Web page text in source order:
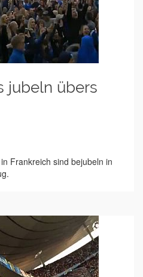
jubeln übers
Frankreich sind bejubeln in